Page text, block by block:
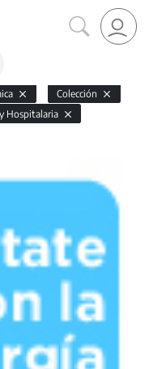
Colección
Hospitalaria